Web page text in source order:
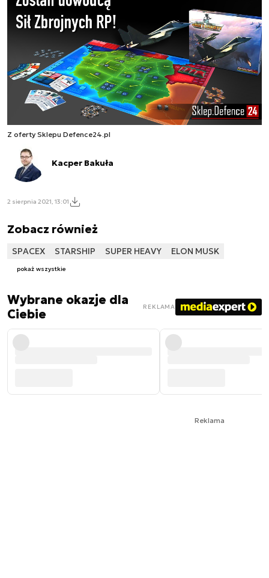
Z oferty Sklepu Defence24.pl
Kacper Bakuła
2 sierpnia 2021, 13:01
Zobacz również
SPACEX STARSHIP SUPER HEAVY ELON MUSK
pokaż wszystkie
Wybrane okazje dla
Ciebie
REKLAMA
Reklama